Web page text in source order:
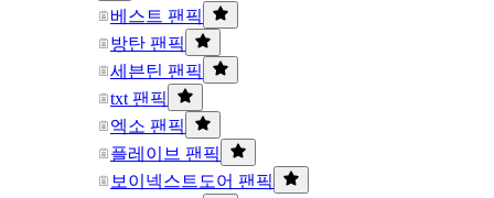
베스트 팬픽
방탄 팬픽
세븐틴 팬픽
txt 팬픽
엑소 팬픽
플레이브 팬픽
보이넥스트도어 팬픽